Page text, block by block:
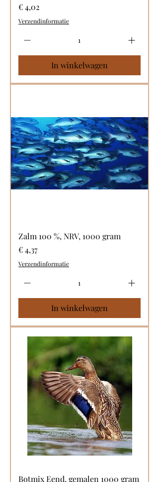
Prijs
€ 4,02
Verzendinformatie
In winkelwagen
Zalm 100 %, NRV, 1000 gram
Prijs
€ 4,37
Verzendinformatie
In winkelwagen
Botmix Eend, gemalen 1000 gram